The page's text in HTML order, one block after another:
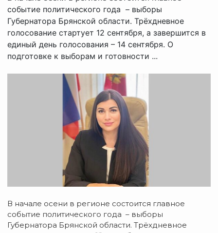
событие политического года – выборы
Губернатора Брянской области. Трёхдневное
голосование стартует 12 сентября, а завершится в
единый день голосования – 14 сентября. О
подготовке к выборам и готовности ...
В начале осени в регионе состоится главное
событие политического года – выборы
Губернатора Брянской области. Трёхдневное